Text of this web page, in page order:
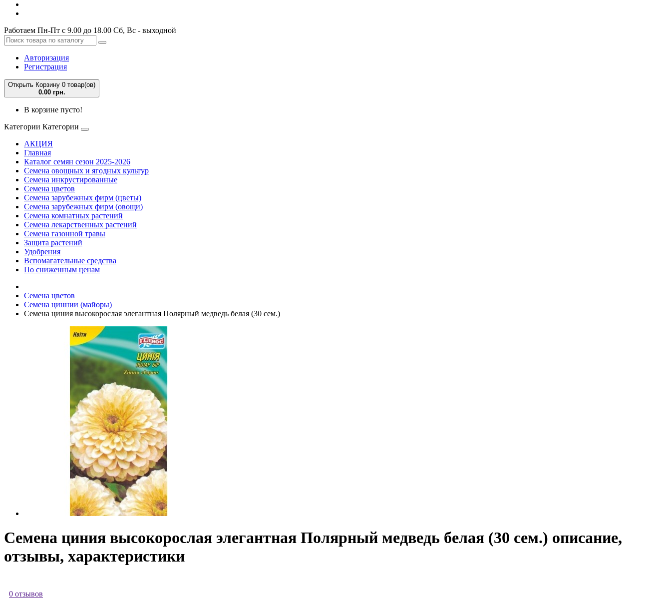
Работаем Пн-Пт с 9.00 до 18.00 Сб, Вс - выходной
Авторизация
Регистрация
Открыть Корзину 0 товар(ов)
0.00 грн.
В корзине пусто!
Категории Категории
АКЦИЯ
Главная
Каталог семян сезон 2025-2026
Семена овощных и ягодных культур
Семена инкрустированные
Семена цветов
Семена зарубежных фирм (цветы)
Семена зарубежных фирм (овощи)
Семена комнатных растений
Семена лекарственных растений
Семена газонной травы
Защита растений
Удобрения
Вспомагательные средства
По сниженным ценам
Семена цветов
Семена циннии (майоры)
Семена циния высокорослая элегантная Полярный медведь белая (30 сем.)
Семена циния высокорослая элегантная Полярный медведь белая (30 сем.) описание,
отзывы, характеристики
0 отзывов